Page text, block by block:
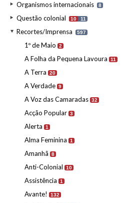
Organismos internacionais 8
Questão colonial 10 11
Recortes/Imprensa 597
1º de Maio 2
A Folha da Pequena Lavoura 11
A Terra 20
A Verdade 9
A Voz das Camaradas 32
Acção Popular 3
Alerta 1
Alma Feminina 1
Amanhã 8
Anti-Colonial 10
Assistência 1
Avante! 132